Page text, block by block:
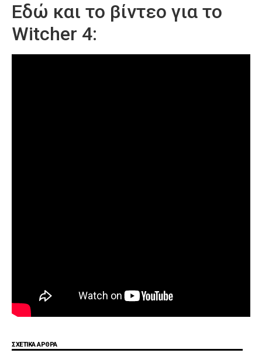
Εδώ και το βίντεο για το
Witcher 4:
ΣΧΕΤΙΚΑ ΑΡΘΡΑ